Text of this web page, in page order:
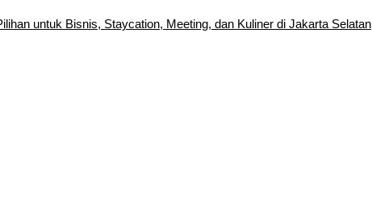
untuk Bisnis, Staycation, Meeting, dan Kuliner di Jakarta Selatan